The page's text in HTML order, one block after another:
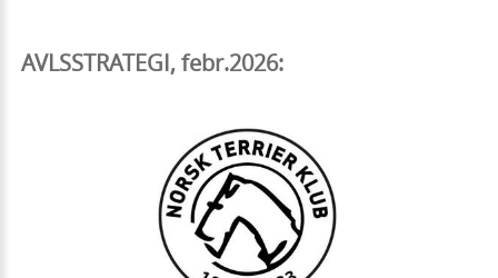
AVLSSTRATEGI, febr.2026: